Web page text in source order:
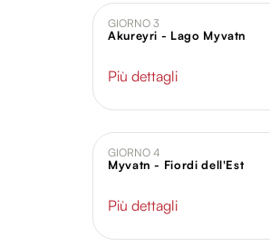
GIORNO 3
Akureyri - Lago Myvatn
Più dettagli
GIORNO 4
Myvatn - Fiordi dell'Est
Più dettagli